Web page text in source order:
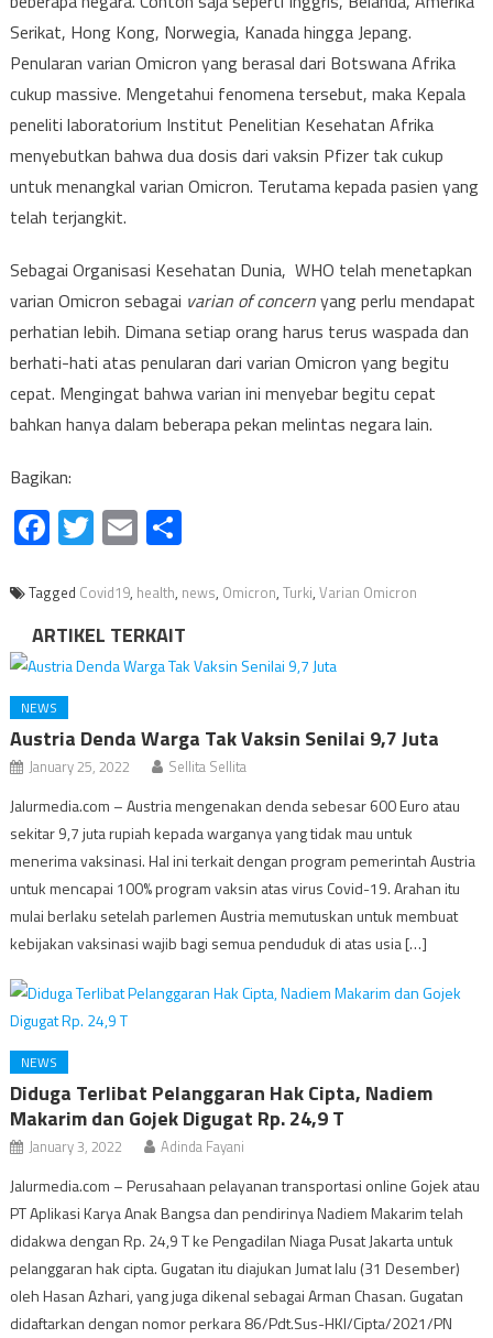
Serikat, Hong Kong, Norwegia, Kanada hingga Jepang.
Penularan varian Omicron yang berasal dari Botswana Afrika
cukup massive. Mengetahui fenomena tersebut, maka Kepala
peneliti laboratorium Institut Penelitian Kesehatan Afrika
menyebutkan bahwa dua dosis dari vaksin Pfizer tak cukup
untuk menangkal varian Omicron. Terutama kepada pasien yang
telah terjangkit.
Sebagai Organisasi Kesehatan Dunia, WHO telah menetapkan
varian Omicron sebagai varian of concernyang perlu mendapat
perhatian lebih. Dimana setiap orang harus terus waspada dan
berhati-hati atas penularan dari varian Omicron yang begitu
cepat. Mengingat bahwa varian ini menyebar begitu cepat
bahkan hanya dalam beberapa pekan melintas negara lain.
Bagikan:
Facebook
Twitter
EmailShare
Tagged Covid19, health, news, Omicron, Turki, Varian Omicron
ARTIKEL TERKAIT
NEWS
Austria Denda Warga Tak Vaksin Senilai 9,7 Juta
January 25, 2022 Sellita Sellita
Jalurmedia.com – Austria mengenakan denda sebesar 600 Euro atau
sekitar 9,7 juta rupiah kepada warganya yang tidak mau untuk
menerima vaksinasi. Hal ini terkait dengan program pemerintah Austria
untuk mencapai 100% program vaksin atas virus Covid-19. Arahan itu
mulai berlaku setelah parlemen Austria memutuskan untuk membuat
kebijakan vaksinasi wajib bagi semua penduduk di atas usia […]
NEWS
Diduga Terlibat Pelanggaran Hak Cipta, Nadiem
Makarim dan Gojek Digugat Rp. 24,9 T
January 3, 2022 Adinda Fayani
Jalurmedia.com – Perusahaan pelayanan transportasi online Gojek atau
PT Aplikasi Karya Anak Bangsa dan pendirinya Nadiem Makarim telah
didakwa dengan Rp. 24,9 T ke Pengadilan Niaga Pusat Jakarta untuk
pelanggaran hak cipta. Gugatan itu diajukan Jumat lalu (31 Desember)
oleh Hasan Azhari, yang juga dikenal sebagai Arman Chasan. Gugatan
didaftarkan dengan nomor perkara 86/Pdt.Sus-HKI/Cipta/2021/PN